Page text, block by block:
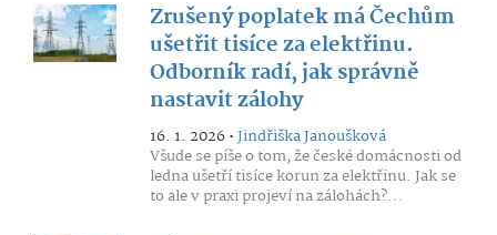
Zrušený poplatek má Čechům
ušetřit tisíce za elektřinu.
Odborník radí, jak správně
nastavit zálohy
16. 1. 2026 •Jindřiška Janoušková
Všude se píše o tom, že české domácnosti od
ledna ušetří tisíce korun za elektřinu. Jak se
to ale v praxi projeví na zálohách?...